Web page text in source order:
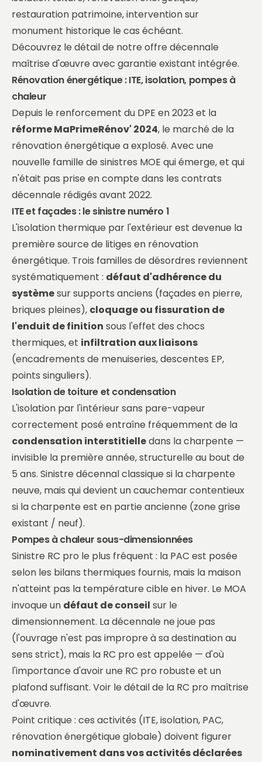
restauration patrimoine, intervention sur
monument historique le cas échéant.
Découvrez le détail de notre offre décennale
maîtrise d'œuvre avec garantie existant intégrée.
Rénovation énergétique : ITE, isolation, pompes à
chaleur
Depuis le renforcement du DPE en 2023 et la
réforme MaPrimeRénov' 2024, le marché de la
rénovation énergétique a explosé. Avec une
nouvelle famille de sinistres MOE qui émerge, et qui
n'était pas prise en compte dans les contrats
décennale rédigés avant 2022.
ITE et façades : le sinistre numéro 1
L'isolation thermique par l'extérieur est devenue la
première source de litiges en rénovation
énergétique. Trois familles de désordres reviennent
systématiquement : défaut d'adhérence du
systèmesur supports anciens (façades en pierre,
briques pleines), cloquage ou fissuration de
l'enduit de finition sous l'effet des chocs
thermiques, et infiltration aux liaisons
(encadrements de menuiseries, descentes EP,
points singuliers).
Isolation de toiture et condensation
L'isolation par l'intérieur sans pare-vapeur
correctement posé entraîne fréquemment de la
condensation interstitielledans la charpente —
invisible la première année, structurelle au bout de
5 ans. Sinistre décennal classique si la charpente
neuve, mais qui devient un cauchemar contentieux
si la charpente est en partie ancienne (zone grise
existant / neuf).
Pompes à chaleur sous-dimensionnées
Sinistre RC pro le plus fréquent : la PAC est posée
selon les bilans thermiques fournis, mais la maison
n'atteint pas la température cible en hiver. Le MOA
invoque un défaut de conseil sur le
dimensionnement. La décennale ne joue pas
(l'ouvrage n'est pas impropre à sa destination au
sens strict), mais la RC pro est appelée — d'où
l'importance d'avoir une RC pro robuste et un
plafond suffisant. Voir le détail de la RC pro maîtrise
d'œuvre.
Point critique : ces activités (ITE, isolation, PAC,
rénovation énergétique globale) doivent figurer
nominativement dans vos activités déclarées